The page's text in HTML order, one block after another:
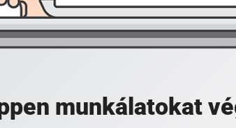
munkálatokat